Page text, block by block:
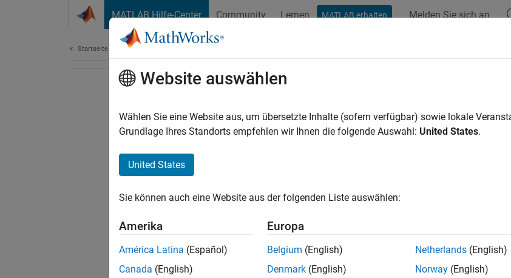
MATLAB Hilfe-Center Community Lernen MATLAB erhalten Melden Sie sich an
Startseite der Dokumentation
How useful was
Website auswählen
Wählen Sie eine Website aus, um übersetzte Inhalte (sofern verfügbar) sowie lokale
Grundlage Ihres Standorts empfehlen wir Ihnen die folgende Auswahl: United States.
United States
Sie können auch eine Website aus der folgenden Liste auswählen:
Amerika
América Latina (Español)
Canada (English)
Europa
Belgium (English)
Denmark (English)
Netherlands (English)
Norway (English)